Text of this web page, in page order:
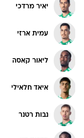
יאיר מרדכי
עמית ארזי
ליאור קאסה
איאד חלאילי
נבות רטנר